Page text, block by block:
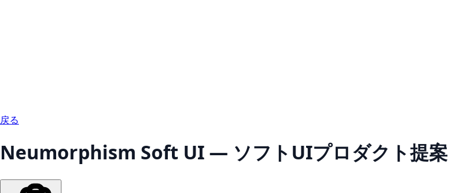
戻る
Neumorphism Soft UI — ソフトUIプロダクト提案